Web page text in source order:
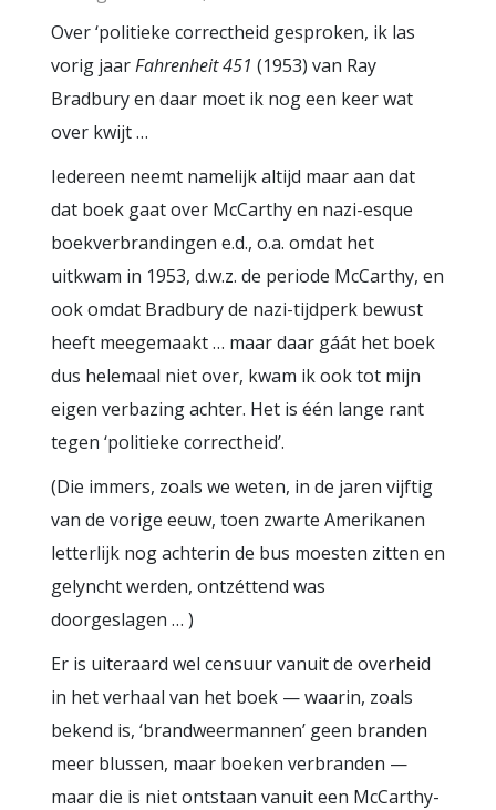
Over ‘politieke correctheid gesproken, ik las
vorig jaarFahrenheit 451 (1953) van Ray
Bradbury en daar moet ik nog een keer wat
over kwijt …
Iedereen neemt namelijk altijd maar aan dat
dat boek gaat over McCarthy en nazi-esque
boekverbrandingen e.d., o.a. omdat het
uitkwam in 1953, d.w.z. de periode McCarthy, en
ook omdat Bradbury de nazi-tijdperk bewust
heeft meegemaakt … maar daar gáát het boek
dus helemaal niet over, kwam ik ook tot mijn
eigen verbazing achter. Het is één lange rant
tegen ‘politieke correctheid’.
(Die immers, zoals we weten, in de jaren vijftig
van de vorige eeuw, toen zwarte Amerikanen
letterlijk nog achterin de bus moesten zitten en
gelyncht werden, ontzéttend was
doorgeslagen … )
Er is uiteraard wel censuur vanuit de overheid
in het verhaal van het boek — waarin, zoals
bekend is, ‘brandweermannen’ geen branden
meer blussen, maar boeken verbranden —
maar die is niet ontstaan vanuit een McCarthy-